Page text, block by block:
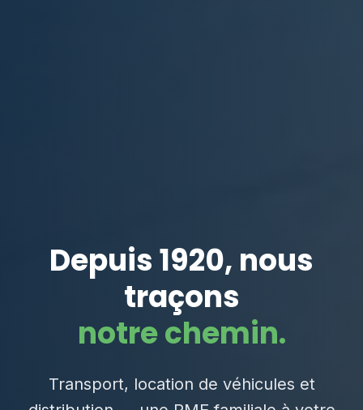
Depuis 1920, nous
traçons
notre chemin.
Transport, location de véhicules et